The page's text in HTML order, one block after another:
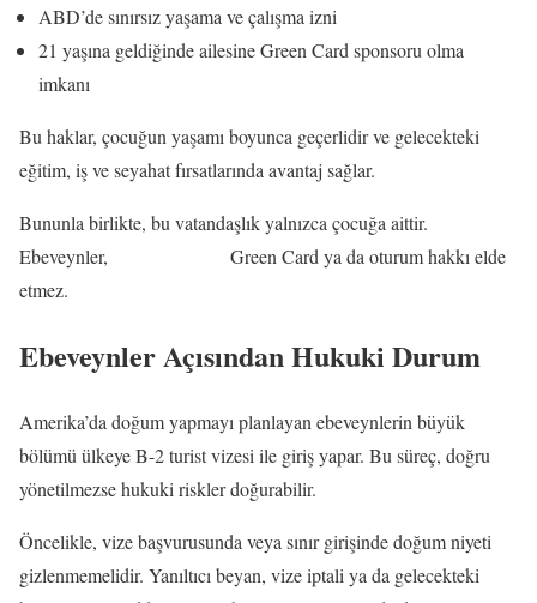
ABD’de sınırsız yaşama ve çalışma izni
21 yaşına geldiğinde ailesine Green Card sponsoru olma
imkanı
Bu haklar, çocuğun yaşamı boyunca geçerlidir ve gelecekteki
eğitim, iş ve seyahat fırsatlarında avantaj sağlar.
Bununla birlikte, bu vatandaşlık yalnızca çocuğa aittir.
Ebeveynler,
Green Card ya da oturum hakkı elde
etmez.
Ebeveynler Açısından Hukuki Durum
Amerika’da doğum yapmayı planlayan ebeveynlerin büyük
bölümü ülkeye B-2 turist vizesi ile giriş yapar. Bu süreç, doğru
yönetilmezse hukuki riskler doğurabilir.
Öncelikle, vize başvurusunda veya sınır girişinde doğum niyeti
gizlenmemelidir. Yanıltıcı beyan, vize iptali ya da gelecekteki